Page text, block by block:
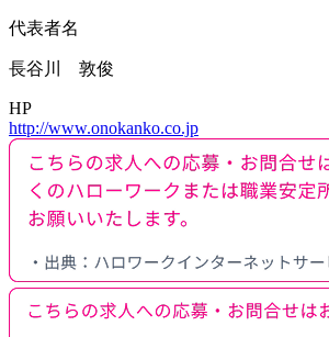
代表者名
長谷川 敦俊
HP
http://www.onokanko.co.jp